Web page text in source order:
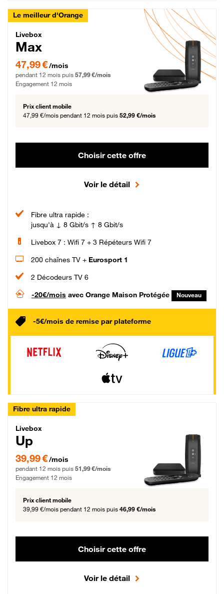
Le meilleur d'Orange
Livebox Max Fibre
Livebox
Max
47,99 € par mois pendant 12 mois puis 57,99 € par mois, Engagement 12 mois
47,99 €/mois
pendant 12 mois puis 57,99 €/mois
Engagement 12 mois
Prix client mobile
47,99 €/mois pendant 12 mois puis 52,99 €/mois
Choisir cette offre
Voir le détail
Fibre ultra rapide :
jusqu'à ↓ 8 Gbit/s ↑ 8 Gbit/s
Livebox 7 : Wifi 7 + 3 Répéteurs Wifi 7
200 chaînes TV + Eurosport 1
2 Décodeurs TV 6
-20€/mois avec Orange Maison Protégée Nouveau
-5€/mois de remise par plateforme
Fibre ultra rapide
Livebox Up Fibre
Livebox
Up
39,99 € par mois pendant 12 mois puis 51,99 € par mois, Engagement 12 mois
39,99 €/mois
pendant 12 mois puis 51,99 €/mois
Engagement 12 mois
Prix client mobile
39,99 €/mois pendant 12 mois puis 46,99 €/mois
Choisir cette offre
Voir le détail